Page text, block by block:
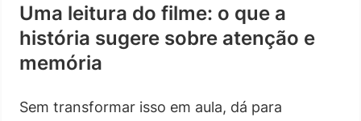
Uma leitura do filme: o que a
história sugere sobre atenção e
memória
Sem transformar isso em aula, dá para